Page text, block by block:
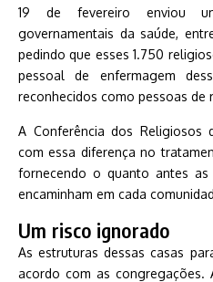
19 de fevereiro enviou
governamentais da saúde,
pedindo que esses 1.750
pessoal de enfermagem
reconhecidos como pessoas de
A Conferência dos Religiosos
com essa diferença no
fornecendo o quanto antes as
encaminham em cada
Um risco ignorado
As estruturas dessas casas
acordo com as congregações.